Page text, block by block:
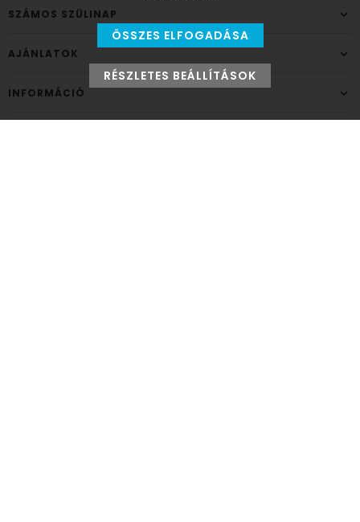
SZÁMOS SZÜLINAP
AJÁNLATOK
INFORMÁCIÓ
ÖSSZES ELFOGADÁSA
RÉSZLETES BEÁLLÍTÁSOK